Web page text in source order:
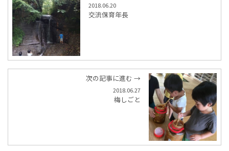
2018.06.20
交流保育年長
次の記事に進む →
2018.06.27
梅しごと